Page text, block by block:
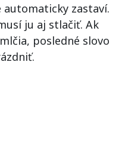
automaticky zastaví.
ju aj stlačiť. Ak
posledné slovo